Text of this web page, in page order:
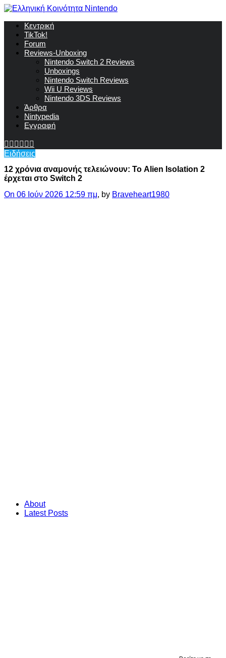
Κεντρική
TikTok!
Forum
Reviews-Unboxing
Nintendo Switch 2 Reviews
Unboxings
Nintendo Switch Reviews
Wii U Reviews
Nintendo 3DS Reviews
Άρθρα
Nintypedia
Εγγραφή
Ειδήσεις
12 χρόνια αναμονής τελειώνουν: Το Alien Isolation 2
έρχεται στο Switch 2
On 06 Ιούν 2026 12:59 πμ, by Braveheart1980
About
Latest Posts